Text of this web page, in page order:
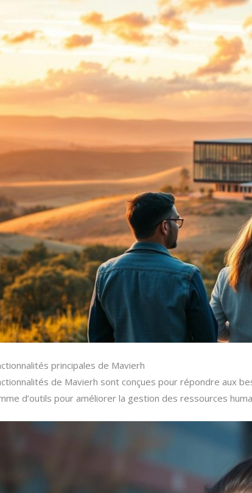
principales de Mavierh
de Mavierh sont conçues pour répondre aux
d’outils pour améliorer la gestion des ressources